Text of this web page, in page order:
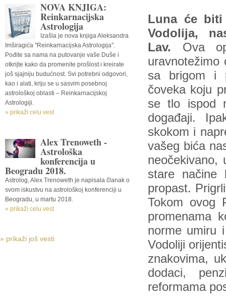
NOVA KNJIGA:
Reinkarnacijska
Astrologija
Izašla je nova knjiga Aleksandra
Imširagića ''Reinkarnacijska Astrologija''.
Pođite sa nama na putovanje vaše Duše i
otkrijte kako da promenite prošlost i kreirate
još sjajniju budućnost. Svi potrebni odgovori,
kao i alati, kriju se u sasvim posebnoj
astrološkoj oblasti – Reinkarnacijskoj
Astrologiji.
» prikaži celu vest
Alex Trenoweth -
Astrološka
konferencija u
Beogradu 2018.
Astrolog, Alex Trenoweth je napisala članak o
svom iskustvu na astrološkoj konferenciji u
Beogradu, u martu 2018.
» prikaži celu vest
» prikaži još vesti
Luna će biti
Vodolija,
Lav. Ova
uravnotežimo
sa brigom i
čoveka koju
se tlo ispod
događaji.
skokom i
vašeg bića
neočekivano,
stare načine
propast.
Tokom ovog
promenama
norme umiru
Vodoliji
znakovima,
dodaci,
reformama